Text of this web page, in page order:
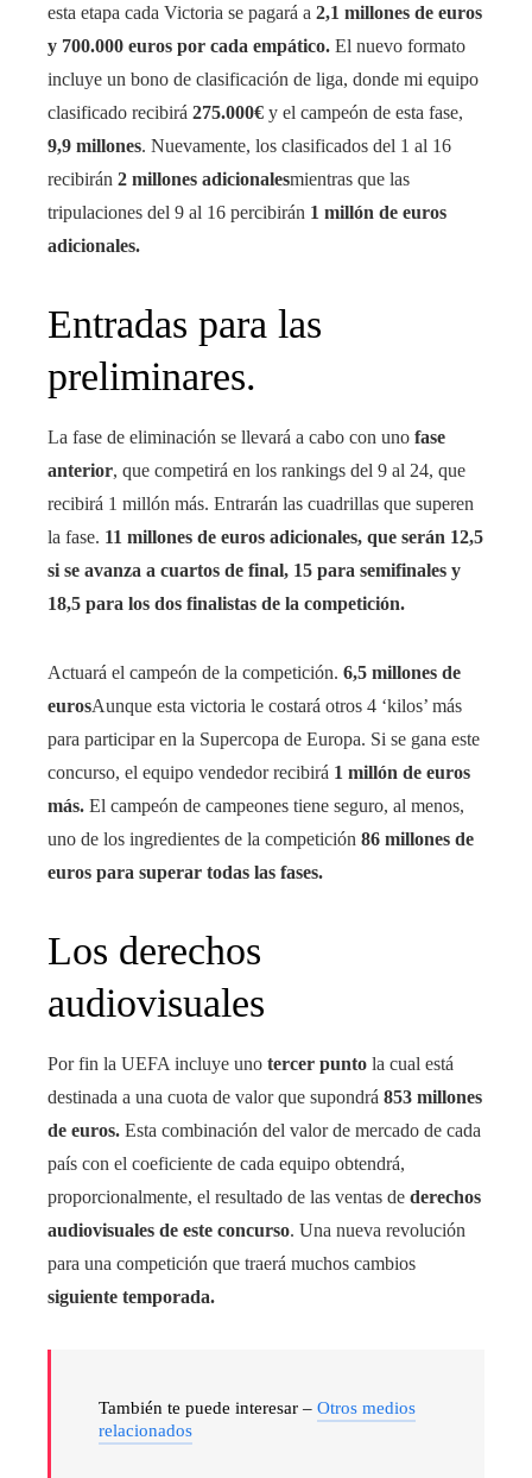
esta etapa cada Victoria se pagará a 2,1 millones de euros
y 700.000 euros por cada empático. El nuevo formato
incluye un bono de clasificación de liga, donde mi equipo
clasificado recibirá 275.000€ y el campeón de esta fase,
9,9 millones. Nuevamente, los clasificados del 1 al 16
recibirán 2 millones adicionalesmientras que las
tripulaciones del 9 al 16 percibirán 1 millón de euros
adicionales.
Entradas para las
preliminares.
La fase de eliminación se llevará a cabo con uno fase
anterior, que competirá en los rankings del 9 al 24, que
recibirá 1 millón más. Entrarán las cuadrillas que superen
la fase. 11 millones de euros adicionales, que serán 12,5
si se avanza a cuartos de final, 15 para semifinales y
18,5 para los dos finalistas de la competición.
Actuará el campeón de la competición. 6,5 millones de
eurosAunque esta victoria le costará otros 4 ‘kilos’ más
para participar en la Supercopa de Europa. Si se gana este
concurso, el equipo vendedor recibirá 1 millón de euros
más. El campeón de campeones tiene seguro, al menos,
uno de los ingredientes de la competición 86 millones de
euros para superar todas las fases.
Los derechos
audiovisuales
Por fin la UEFA incluye uno tercer punto la cual está
destinada a una cuota de valor que supondrá 853 millones
de euros. Esta combinación del valor de mercado de cada
país con el coeficiente de cada equipo obtendrá,
proporcionalmente, el resultado de las ventas de derechos
audiovisuales de este concurso. Una nueva revolución
para una competición que traerá muchos cambios
siguiente temporada.
También te puede interesar – Otros medios
relacionados